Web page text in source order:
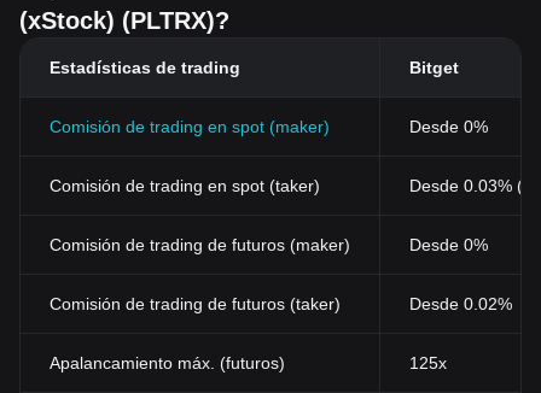
(xStock) (PLTRX)?
Estadísticas de trading Bitget
Comisión de trading en spot (maker) Desde 0%
Comisión de trading en spot (taker) Desde 0.03%
Comisión de trading de futuros (maker) Desde 0%
Comisión de trading de futuros (taker) Desde 0.02%
Apalancamiento máx. (futuros) 125x